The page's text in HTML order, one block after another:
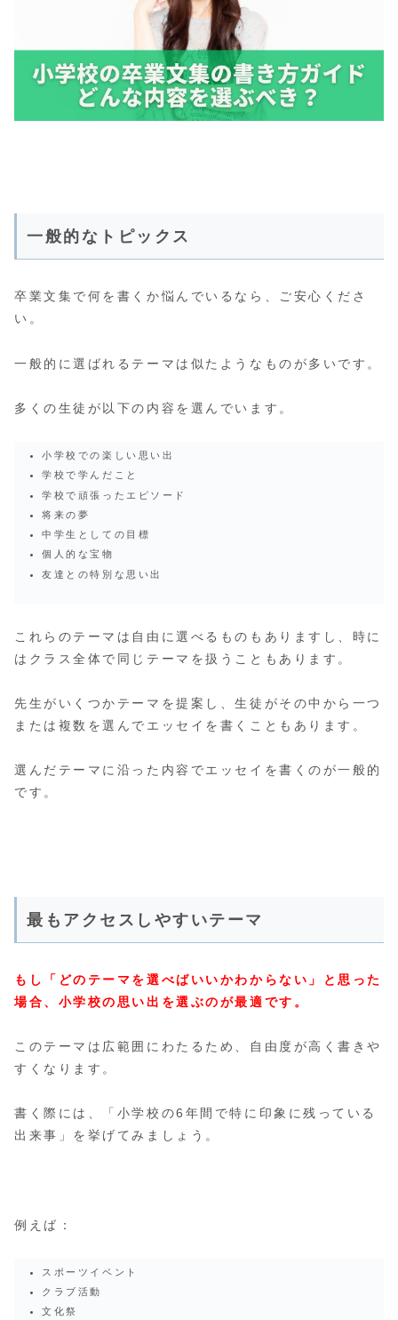
一般的なトピックス
卒業文集で何を書くか悩んでいるなら、ご安心くださ
い。
一般的に選ばれるテーマは似たようなものが多いです。
多くの生徒が以下の内容を選んでいます。
小学校での楽しい思い出
学校で学んだこと
学校で頑張ったエピソード
将来の夢
中学生としての目標
個人的な宝物
友達との特別な思い出
これらのテーマは自由に選べるものもありますし、時に
はクラス全体で同じテーマを扱うこともあります。
先生がいくつかテーマを提案し、生徒がその中から一つ
または複数を選んでエッセイを書くこともあります。
選んだテーマに沿った内容でエッセイを書くのが一般的
です。
最もアクセスしやすいテーマ
もし「どのテーマを選べばいいかわからない」と思った
場合、小学校の思い出を選ぶのが最適です。
このテーマは広範囲にわたるため、自由度が高く書きや
すくなります。
書く際には、「小学校の6年間で特に印象に残っている
出来事」を挙げてみましょう。
例えば：
スポーツイベント
クラブ活動
文化祭